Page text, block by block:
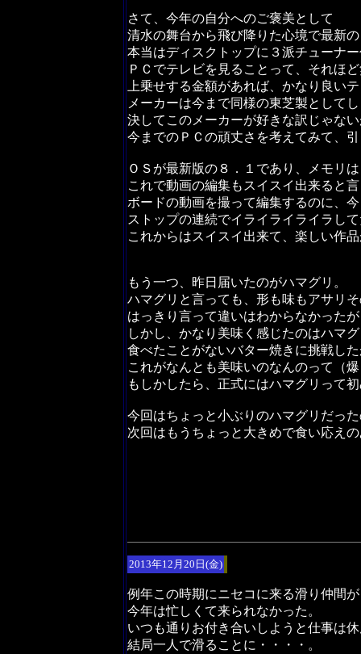
さて、今年の自分へのご褒美として
清水の舞台から飛び降りた心境で最新
本当はディスクトップに３派チューナ
ＰＣでテレビを見ることって、それほ
上乗せする金額があれば、かなり良い
メーカーは今まで同様の東芝製として
決してこのメーカーが好きな訳じゃな
今までのＰＣの頑丈さを考えてみて、
ＯＳが最新版の８．１であり、メモリ
これで動画の編集もスイスイ出来ると
ボードの動画を撮って編集するのに、
ストップの連続でイライライライラし
これからはスイスイ出来て、楽しい作
もう一つ、昨日届いたのがハマグリ。
ハマグリと言っても、形も味もアサリ
はっきり言って違いはわからなかったが
しかし、かなり美味く感じたのはハマ
食べたことがないバター焼きに挑戦し
これがなんとも美味いのなんのって（
もしかしたら、正式にはハマグリって
今回はちょっと小ぶりのハマグリだっ
次回はもうちょっと大きめで食い応え
2013年12月20日(金)
例年この時期にニセコに来る滑り仲間が
今年は忙しくて来られなかった。
いつも通りお付き合いしようと仕事は
結局一人で滑ることに・・・・。